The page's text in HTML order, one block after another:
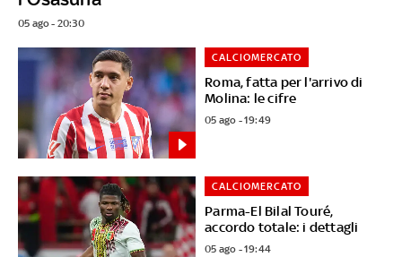
05 ago - 20:30
Roma, fatta per l'arrivo di
Molina: le cifre
CALCIOMERCATO
05 ago - 19:49
Parma-El Bilal Touré,
accordo totale: i dettagli
CALCIOMERCATO
05 ago - 19:44